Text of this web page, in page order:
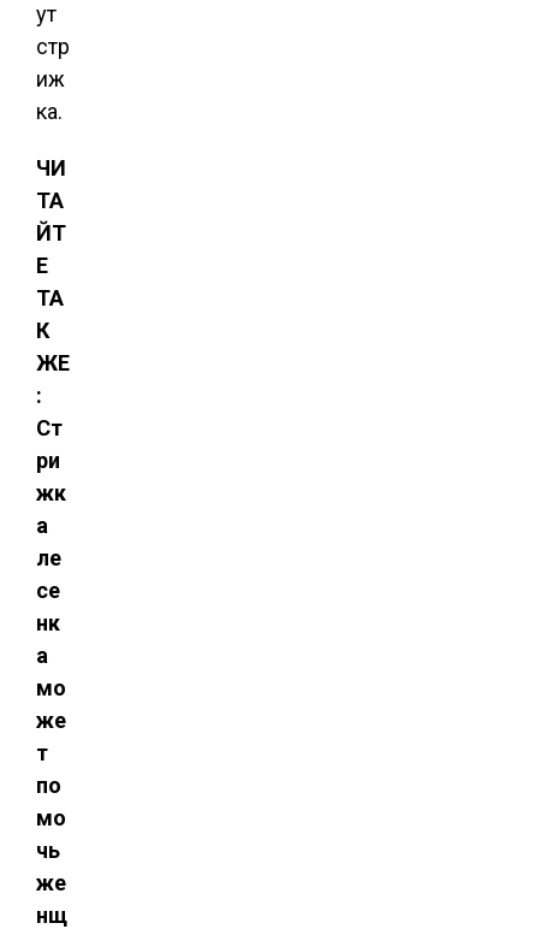
ут
стр
иж
ка.
ЧИ
ТА
ЙТ
Е
ТА
К
ЖЕ
:
Ст
ри
жк
а
ле
се
нк
а
мо
же
т
по
мо
чь
же
нщ